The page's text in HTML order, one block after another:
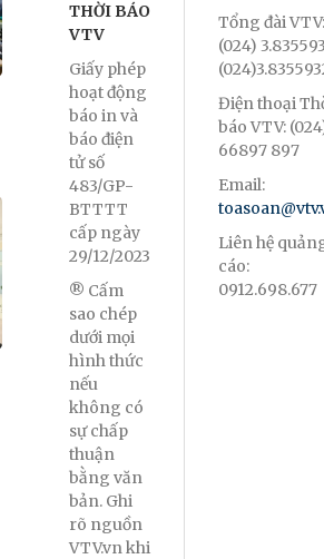
THỜI BÁO
VTV
Giấy phép
hoạt động
báo in và
báo điện
tử số
483/GP-
BTTTT
cấp ngày
29/12/2023
® Cấm
sao chép
dưới mọi
hình thức
nếu
không có
sự chấp
thuận
bằng văn
bản. Ghi
rõ nguồn
VTV.vn khi
Tổng đài VTV:
(024)
Điện thoại
báo VTV:
66897 897
Email:
Liên hệ
cáo:
0912.698.677